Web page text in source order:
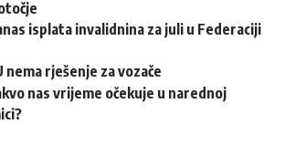
isplata invalidnina za juli u Federaciji
nema rješenje za vozače
nas vrijeme očekuje u narednoj